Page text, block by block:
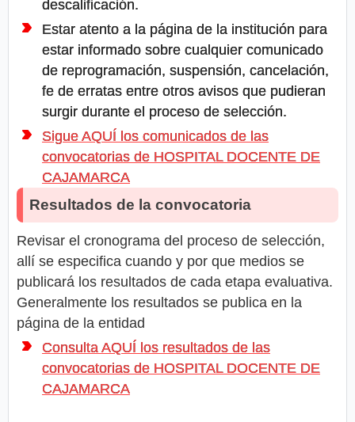
descalificación.
Estar atento a la página de la institución para
estar informado sobre cualquier comunicado
de reprogramación, suspensión, cancelación,
fe de erratas entre otros avisos que pudieran
surgir durante el proceso de selección.
Sigue AQUÍ los comunicados de las
convocatorias de HOSPITAL DOCENTE DE
CAJAMARCA
Resultados de la convocatoria
Revisar el cronograma del proceso de selección,
allí se especifica cuando y por que medios se
publicará los resultados de cada etapa evaluativa.
Generalmente los resultados se publica en la
página de la entidad
Consulta AQUÍ los resultados de las
convocatorias de HOSPITAL DOCENTE DE
CAJAMARCA